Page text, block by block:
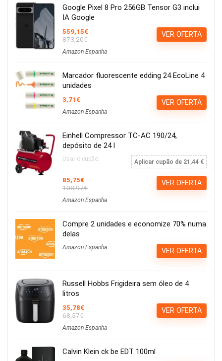
Google Pixel 8 Pro 256GB Tensor G3 inclui
IA Google
559,15€
873,20€
Amazon Espanha
VER OFERTA
Marcador fluorescente edding 24 EcoLine 4
unidades
3,71€
Amazon Espanha
VER OFERTA
Einhell Compressor TC-AC 190/24,
depósito de 24 l
Usar o cupão: Aplicar cupão de 21,44 €
85,75€
108,97€
Amazon Espanha
VER OFERTA
Compre 2 unidades e economize 70% numa
delas
Amazon Espanha VER OFERTA
Russell Hobbs Frigideira sem óleo de 4
litros
35,78€
68,57€
Amazon Espanha
VER OFERTA
Calvin Klein ck be EDT 100ml